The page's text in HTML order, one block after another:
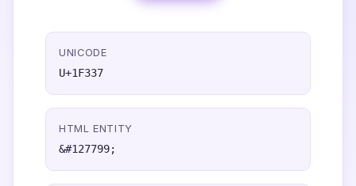
UNICODE
U+1F337
HTML ENTITY
&#127799;